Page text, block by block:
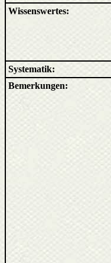
Wissenswertes:
Systematik:
Bemerkungen: